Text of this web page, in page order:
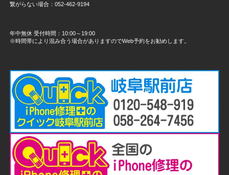
繋がらない場合：052-462-9194
年中無休 受付時間：10:00～19:00
※時間帯により混み合う場合がありますのでWeb予約をお勧めします。